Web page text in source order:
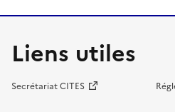
Liens utiles
Secrétariat CITES